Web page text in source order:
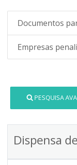
Documentos
Empresas
PESQUISA
Dispensa